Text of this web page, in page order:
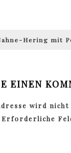
Hering mit
EINEN
wird nicht
Erforderliche